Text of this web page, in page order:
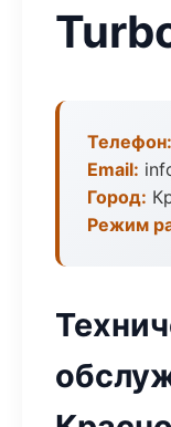
Телефон:
Email:
Город:
Режим